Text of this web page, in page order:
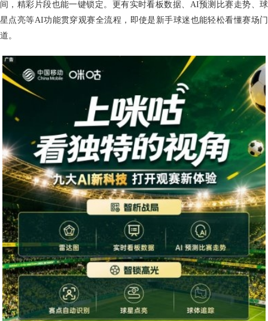
间，精彩片段也能一键锁定。更有实时看板数据、AI预测比赛走势、球
星点亮等AI功能贯穿观赛全流程，即使是新手球迷也能轻松看懂赛场门
道。